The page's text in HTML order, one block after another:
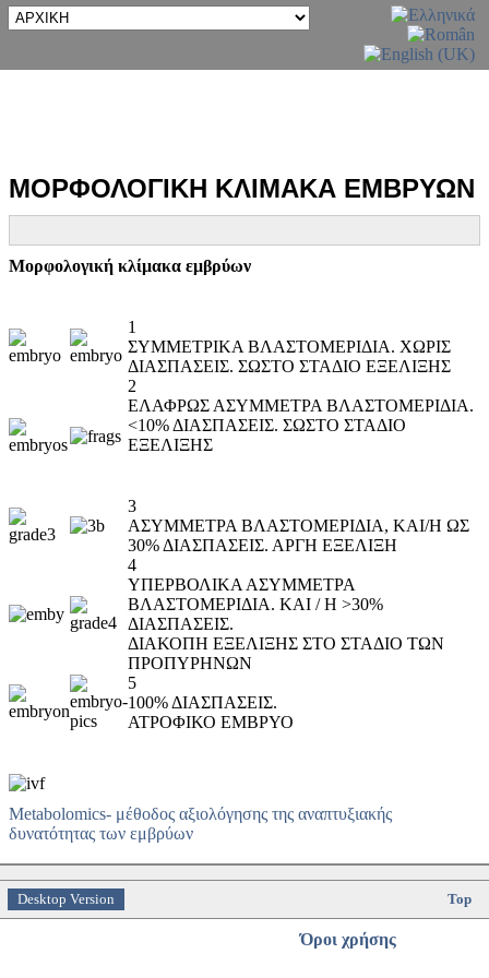
ΜΟΡΦΟΛΟΓΙΚΗ ΚΛΙΜΑΚΑ ΕΜΒΡΥΩΝ
Μορφολογική κλίμακα εμβρύων
1
ΣΥΜΜΕΤΡΙΚΑ ΒΛΑΣΤΟΜΕΡΙΔΙΑ. ΧΩΡΙΣ
ΔΙΑΣΠΑΣΕΙΣ. ΣΩΣΤΟ ΣΤΑΔΙΟ ΕΞΕΛΙΞΗΣ
2
ΕΛΑΦΡΩΣ ΑΣΥΜΜΕΤΡΑ ΒΛΑΣΤΟΜΕΡΙΔΙΑ.
<10% ΔΙΑΣΠΑΣΕΙΣ. ΣΩΣΤΟ ΣΤΑΔΙΟ
ΕΞΕΛΙΞΗΣ
3
ΑΣΥΜΜΕΤΡΑ ΒΛΑΣΤΟΜΕΡΙΔΙΑ, ΚΑΙ/Η ΩΣ
30% ΔΙΑΣΠΑΣΕΙΣ. ΑΡΓΗ ΕΞΕΛΙΞΗ
4
ΥΠΕΡΒΟΛΙΚΑ ΑΣΥΜΜΕΤΡΑ
ΒΛΑΣΤΟΜΕΡΙΔΙΑ. ΚΑΙ / Η >30%
ΔΙΑΣΠΑΣΕΙΣ.
ΔΙΑΚΟΠΗ ΕΞΕΛΙΞΗΣ ΣΤΟ ΣΤΑΔΙΟ ΤΩΝ
ΠΡΟΠΥΡΗΝΩΝ
5
100% ΔΙΑΣΠΑΣΕΙΣ.
ΑΤΡΟΦΙΚΟ ΕΜΒΡΥΟ
Metabolomics- μέθοδος αξιολόγησης της αναπτυξιακής
δυνατότητας των εμβρύων
Desktop Version Top
Όροι χρήσης